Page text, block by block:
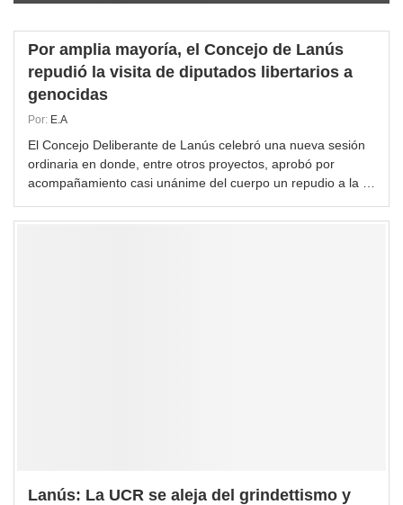
Por amplia mayoría, el Concejo de Lanús
repudió la visita de diputados libertarios a
genocidas
Por: E.A
El Concejo Deliberante de Lanús celebró una nueva sesión
ordinaria en donde, entre otros proyectos, aprobó por
acompañamiento casi unánime del cuerpo un repudio a la …
Lanús: La UCR se aleja del grindettismo y